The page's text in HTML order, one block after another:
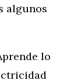
algunos
lo